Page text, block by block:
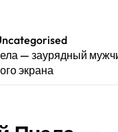
— заурядный
экрана